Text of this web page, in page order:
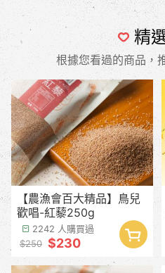
精
根據您看過的商品，
【農漁會百大精品】鳥兒
歡唱-紅藜250g
2242 人購買過
$250 $230